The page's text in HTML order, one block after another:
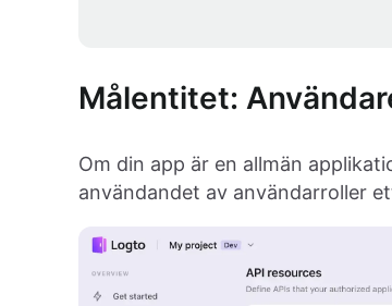
Målentitet:
Om din app är en allmän
användandet av användarroller